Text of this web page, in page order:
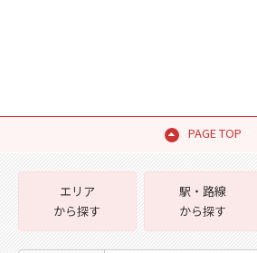
PAGE TOP
エリア
から探す
駅・路線
から探す